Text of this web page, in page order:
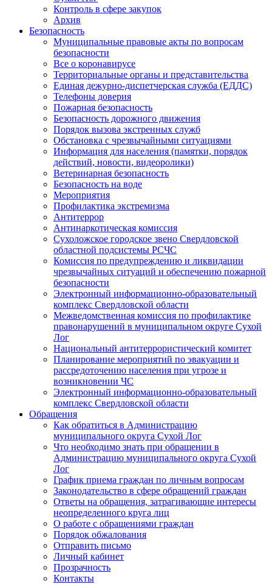
Контроль в сфере закупок
Архив
Безопасность
Муниципальные правовые акты по вопросам
безопасности
Все о коронавирусе
Территориальные органы и представительства
Единая дежурно-диспетчерская служба (ЕДДС)
Телефоны доверия
Пожарная безопасность
Безопасность дорожного движения
Порядок вызова экстренных служб
Обстановка с чрезвычайными ситуациями
Информация для населения (памятки, порядок
действий, новости, видеоролики)
Ветеринарная безопасность
Безопасность на воде
Мероприятия
Профилактика экстремизма
Антитеррор
Антинаркотическая комиссия
Сухоложское городское звено Свердловской
областной подсистемы РСЧС
Комиссия по предупреждению и ликвидации
чрезвычайных ситуаций и обеспечению пожарной
безопасности
Электронный информационно-образовательный
комплекс Cвердловской области
Межведомственная комиссия по профилактике
правонарушений в муниципальном округе Сухой
Лог
Национальный антитеррористический комитет
Планирование мероприятий по эвакуации и
рассредоточению населения при угрозе и
возникновении ЧС
Электронный информационно-образовательный
комплекс Свердловской области
Обращения
Как обратиться в Администрацию
муниципального округа Сухой Лог
Что необходимо знать при обращении в
Администрацию муниципального округа Сухой
Лог
График приема граждан по личным вопросам
Законодательство в сфере обращений граждан
Ответы на обращения, затрагивающие интересы
неопределенного круга лиц
О работе с обращениями граждан
Порядок обжалования
Отправить письмо
Личный кабинет
Прозрачность
Контакты